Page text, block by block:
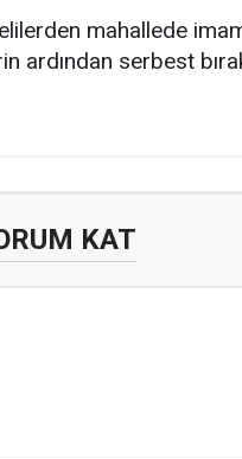
mahallede
ardından serbest
KAT